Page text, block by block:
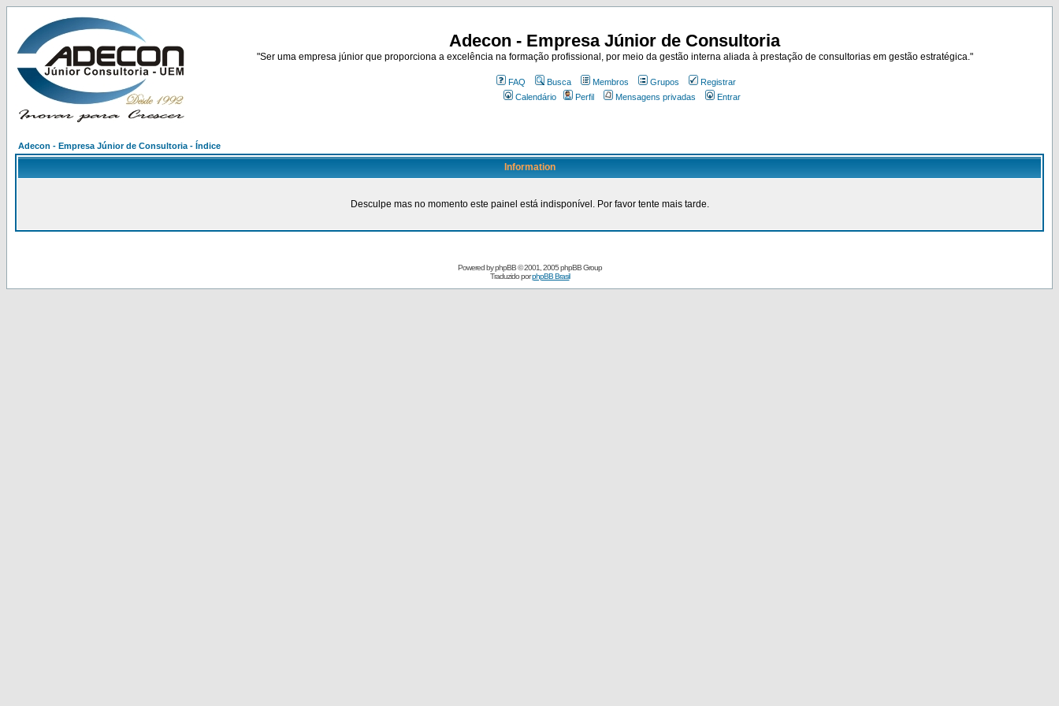
Adecon - Empresa Júnior de Consultoria
"Ser uma empresa júnior que proporciona a excelência na formação profissional, por meio da gestão interna aliada à prestação de consultorias em gestão estratégica."
FAQ Busca Membros Grupos
Registrar
Calendário
Perfil Mensagens privadas Entrar
Adecon - Empresa Júnior de Consultoria - Índice
Information
Desculpe mas no momento este painel está indisponível. Por favor tente mais tarde.
Powered byphpBB© 2001, 2005 phpBB Group
Traduzido porphpBB Brasil